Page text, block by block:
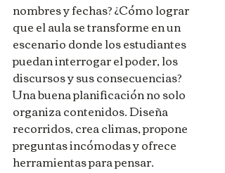
nombres y fechas? ¿Cómo lograr
que el aula se transforme en un
escenario donde los estudiantes
puedan interrogar el poder, los
discursos y sus consecuencias?
Una buena planificación no solo
organiza contenidos. Diseña
recorridos, crea climas, propone
preguntas incómodas y ofrece
herramientas para pensar.